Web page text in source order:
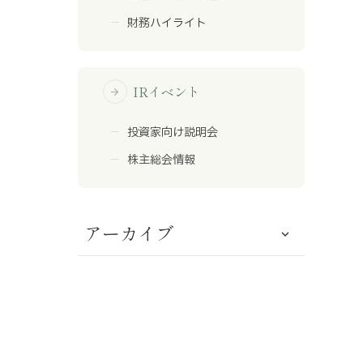
財務ハイライト
arrow_forward IRイベント
投資家向け説明会
株主総会情報
アーカイブ